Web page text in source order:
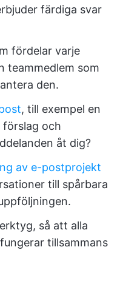
färdiga svar
fördelar varje
teammedlem som
den.
, till exempel en
förslag och
åt dig?
av e-postprojekt
till spårbara
så att alla
tillsammans